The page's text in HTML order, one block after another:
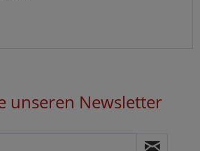
unseren Newsletter